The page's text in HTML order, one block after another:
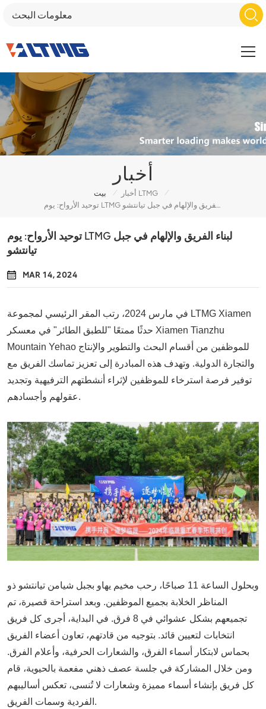
أخبار
بيت / أخبار LTMG
/
توحيد الأرواح: يوم LTMG لبناء الفريق والإلهام في جبل تيانتشو
توحيد الأرواح: يوم LTMG لبناء الفريق والإلهام في جبل
تيانتشو
MAR 14, 2024
في مارس 2024، رتب المقر الرئيسي لمجموعة LTMG Xiamen
حدثًا ممتعًا "للطبق الطائر" في معسكر Xiamen Tianzhu
Mountain Yehao للموظفين من أقسام البحث والتطوير والإنتاج
والتجارة الدولية. وتهدف هذه المبادرة إلى تعزيز تماسك الفريق مع
توفير فرصة استرخاء للموظفين لإثراء أنشطتهم الترفيهية وتجديد
عقولهم وأجسادهم.
وبحلول الساعة 11 صباحًا، رحب مخيم يهاو بجبل شيامن تيانتشو ذو
المناظر الخلابة بجميع الموظفين. وبعد استراحة قصيرة، تم
تجميعهم بشكل عشوائي في 8 فرق. في البداية، أجرى كل فريق
انتخابات لتعيين قائد. بتوجيه من قادتهم، تعاون أعضاء الفريق
بحماس لابتكار أسماء الفرق، والشعارات الحرفية، وأعلام الفرق.
ومن خلال المشاركة في جلسة عصف ذهني مفعمة بالحيوية، قام
كل فريق بإنشاء أسماء مميزة وشعارات لا تُنسى، تعكس أساليبهم
الفردية وسمات الفريق.